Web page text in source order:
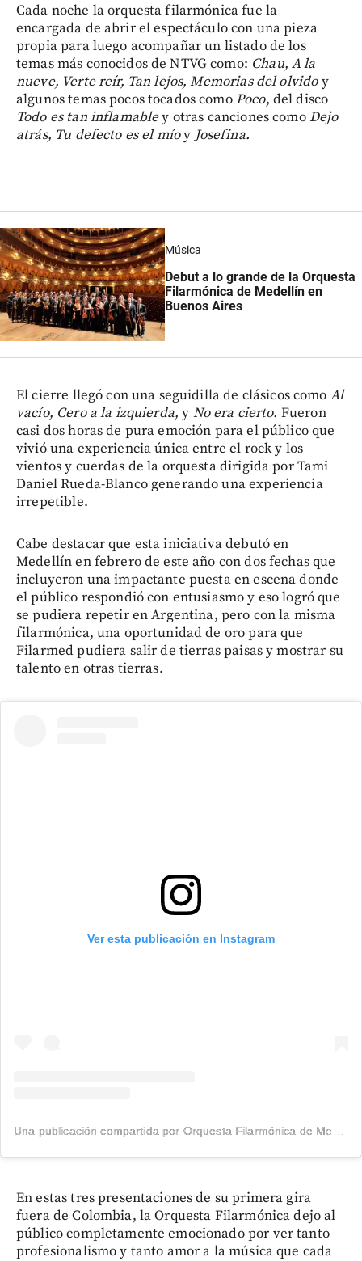
Cada noche la orquesta filarmónica fue la
encargada de abrir el espectáculo con una pieza
propia para luego acompañar un listado de los
temas más conocidos de NTVG como: Chau, A la
nueve, Verte reír, Tan lejos, Memorias del olvidoy
algunos temas pocos tocados comoPoco, del disco
Todo es tan inflamabley otras canciones comoDejo
atrás, Tu defecto es el míoy Josefina.
Música
Debut a lo grande de la Orquesta
Filarmónica de Medellín en
Buenos Aires
El cierre llegó con una seguidilla de clásicos como Al
vacío, Cero a la izquierda,y No era cierto. Fueron
casi dos horas de pura emoción para el público que
vivió una experiencia única entre el rock y los
vientos y cuerdas de la orquesta dirigida por Tami
Daniel Rueda-Blanco generando una experiencia
irrepetible.
Cabe destacar que esta iniciativa debutó en
Medellín en febrero de este año con dos fechas que
incluyeron una impactante puesta en escena donde
el público respondió con entusiasmo y eso logró que
se pudiera repetir en Argentina, pero con la misma
filarmónica, una oportunidad de oro para que
Filarmed pudiera salir de tierras paisas y mostrar su
talento en otras tierras.
Ver esta publicación en Instagram
En estas tres presentaciones de su primera gira
fuera de Colombia, la Orquesta Filarmónica dejo al
público completamente emocionado por ver tanto
profesionalismo y tanto amor a la música que cada